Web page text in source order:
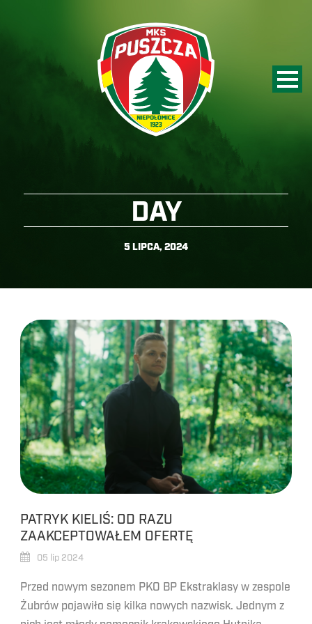
DAY
5 LIPCA, 2024
PATRYK KIELIŚ: OD RAZU
ZAAKCEPTOWAŁEM OFERTĘ
05 lip 2024
Przed nowym sezonem PKO BP Ekstraklasy w zespole
Żubrów pojawiło się kilka nowych nazwisk. Jednym z